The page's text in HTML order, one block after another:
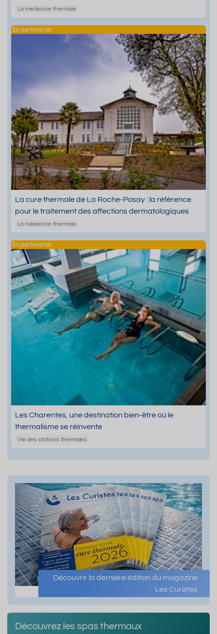
La médecine thermale
La cure thermale de La Roche-Posay : la référence
pour le traitement des affections dermatologiques
La médecine thermale
Les Charentes, une destination bien-être où le
thermalisme se réinvente
Vie des stations thermales
Découvrir la dernière édition du magazine
Les Curistes
Découvrez les spas thermaux